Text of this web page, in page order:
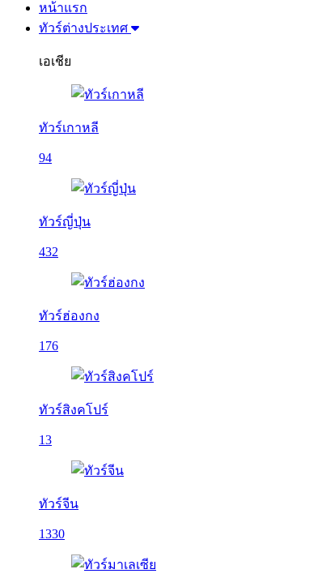
หน้าแรก
ทัวร์ต่างประเทศ
เอเชีย
ทัวร์เกาหลี
94
ทัวร์ญี่ปุ่น
432
ทัวร์ฮ่องกง
176
ทัวร์สิงคโปร์
13
ทัวร์จีน
1330